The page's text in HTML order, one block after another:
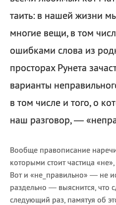
таить: в нашей жизни
многие вещи, в том
ошибками слова из
просторах Рунета
варианты
в том числе и того, о
наш разговор, —
Вообще правописание
которыми стоит частица
Вот и «не_правильно» — не
раздельно — выяснится, что
следующий раз, памятуя об